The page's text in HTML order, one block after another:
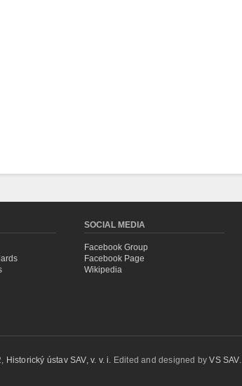
SOCIAL MEDIA
Facebook Group
Facebook Page
Wikipedia
Historický ústav SAV, v. v. i. Edited and designed byVS SAV.